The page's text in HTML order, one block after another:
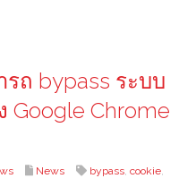
ถ bypass ระบบ
Google Chrome
News bypass, cookie,